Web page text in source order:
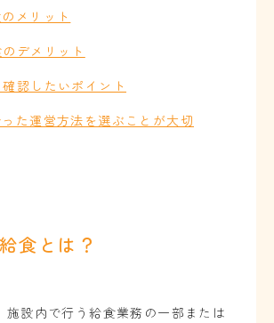
メリット
デメリット
認したいポイント
た運営方法を選ぶことが大切
食とは？
施設内で行う給食業務の一部または